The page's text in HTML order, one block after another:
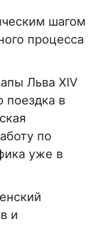
шагом
процесса
Льва XIV
поездка в
по
уже в
и